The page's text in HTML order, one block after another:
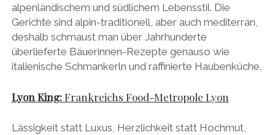
alpenländischem und südlichem Lebensstil. Die
Gerichte sind alpin-traditionell, aber auch mediterran,
deshalb schmaust man über Jahrhunderte
überlieferte Bäuerinnen-Rezepte genauso wie
italienische Schmankerln und raffinierte Haubenküche.
Lyon King:Frankreichs Food-Metropole Lyon
Lässigkeit statt Luxus, Herzlichkeit statt Hochmut,